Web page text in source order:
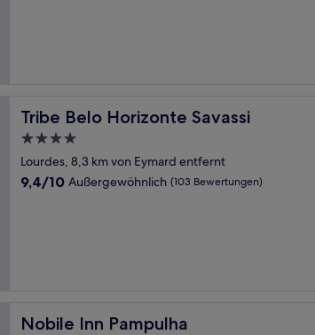
Tribe Belo Horizonte Savassi
Tribe Belo Horizonte Savassi
4.0-
Sterne-
Unterkunft
Lourdes, 8,3 km von Eymard entfernt
9.4
9,4/10 Außergewöhnlich (103 Bewertungen)
Nobile Inn Pampulha
Nobile Inn Pampulha